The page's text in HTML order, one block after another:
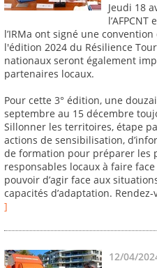
Jeudi 18
l’IRMa ont signé une
l'édition 2024 du Résilience
nationaux seront également
partenaires locaux.
Pour cette 3° édition, une
septembre au 15 décembre
Sillonner les territoires, étape
actions de sensibilisation,
de formation pour préparer les
responsables locaux à faire
pouvoir d’agir face aux
capacités d’adaptation.
]
12/04/